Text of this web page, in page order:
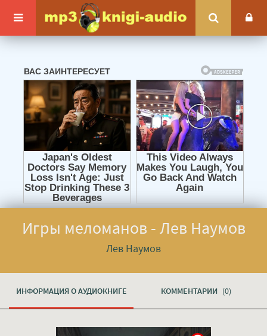
Игры меломанов - Лев Наумов
Лев Наумов
ИНФОРМАЦИЯ О АУДИОКНИГЕ КОММЕНТАРИИ (0)